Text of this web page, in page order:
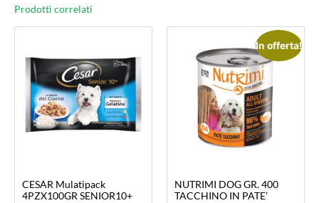
Prodotti correlati
CESAR Mulatipack
4PZX100GR SENIOR10+
In offerta!
NUTRIMI DOG GR. 400
TACCHINO IN PATE’